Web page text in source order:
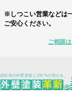
※しつこい営業などは
ご安心ください。
ご相談